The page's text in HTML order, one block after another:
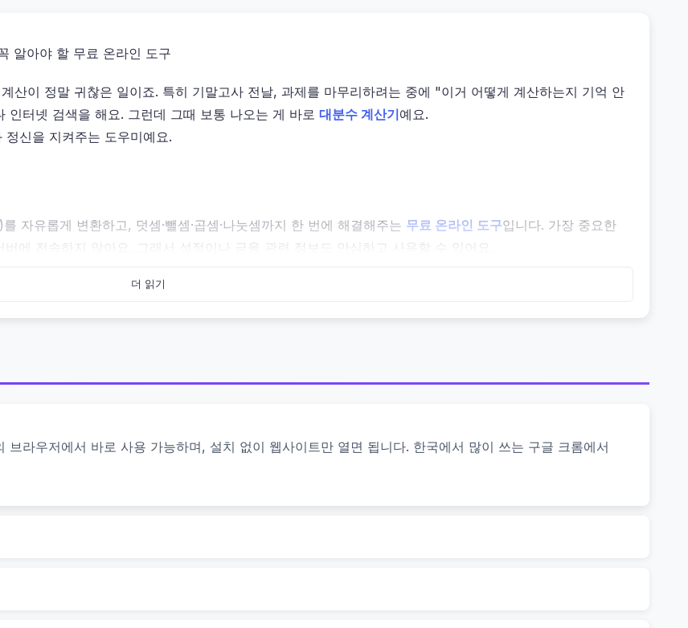
알아야 할 무료 온라인 도구
산이 정말 귀찮은 일이죠. 특히 기말고사 전날, 과제를 마무리하려는 중에 "이거 어떻게 계산하는지 기억 안
인터넷 검색을 해요. 그런데 그때 보통 나오는 게 바로 대분수 계산기예요.
정신을 지켜주는 도우미예요.
자유롭게 변환하고, 덧셈·뺄셈·곱셈·나눗셈까지 한 번에 해결해주는 무료 온라인 도구입니다. 가장 중요한
버에 전송하지 않아요. 그래서 성적이나 금융 관련 정보도 안심하고 사용할 수 있어요.
기에서는 입력만 하면 결과가 즉시 나옵니다.
더 읽기
브라우저에서 바로 사용 가능하며, 설치 없이 웹사이트만 열면 됩니다. 한국에서 많이 쓰는 구글 크롬에서